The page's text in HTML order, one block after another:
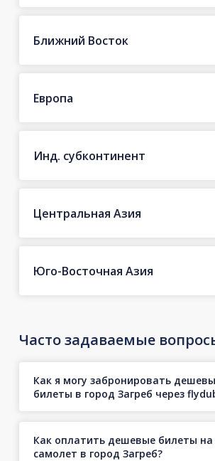
Ближний Восток
Европа
Инд. субконтинент
Центральная Азия
Юго-Восточная Азия
Часто задаваемые
Как я могу забронировать
билеты в город Загреб через
Как оплатить дешевые билеты на
самолет в город Загреб?